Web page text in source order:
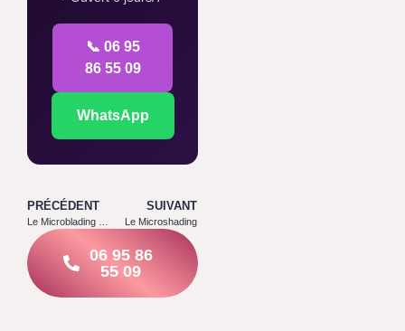
📞 06 95
86 55 09
WhatsApp
PRÉCÉDENT SUIVANT
Le Microshading
06 95 86
55 09